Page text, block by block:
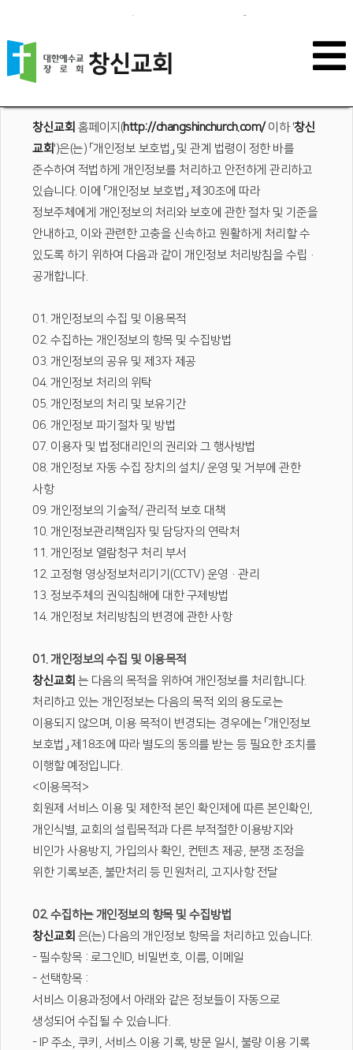
창신교회 홈페이지(http://changshinchurch.com/이하 '창신
교회')은(는) 「개인정보 보호법」 및 관계 법령이 정한 바를
준수하여 적법하게 개인정보를 처리하고 안전하게 관리하고
있습니다. 이에 「개인정보 보호법」 제30조에 따라
정보주체에게 개인정보의 처리와 보호에 관한 절차 및 기준을
안내하고, 이와 관련한 고충을 신속하고 원활하게 처리할 수
있도록 하기 위하여 다음과 같이 개인정보 처리방침을 수립·
공개합니다.
01. 개인정보의 수집 및 이용목적
02. 수집하는 개인정보의 항목 및 수집방법
03. 개인정보의 공유 및 제3자 제공
04. 개인정보 처리의 위탁
05. 개인정보의 처리 및 보유기간
06. 개인정보 파기절차 및 방법
07. 이용자 및 법정대리인의 권리와 그 행사방법
08. 개인정보 자동 수집 장치의 설치/ 운영 및 거부에 관한
사항
09. 개인정보의 기술적/ 관리적 보호 대책
10. 개인정보관리책임자 및 담당자의 연락처
11. 개인정보 열람청구 처리 부서
12. 고정형 영상정보처리기기(CCTV) 운영·관리
13. 정보주체의 권익침해에 대한 구제방법
14. 개인정보 처리방침의 변경에 관한 사항
01. 개인정보의 수집 및 이용목적
창신교회 는 다음의 목적을 위하여 개인정보를 처리합니다.
처리하고 있는 개인정보는 다음의 목적 외의 용도로는
이용되지 않으며, 이용 목적이 변경되는 경우에는 「개인정보
보호법」 제18조에 따라 별도의 동의를 받는 등 필요한 조치를
이행할 예정입니다.
<이용목적>
회원제 서비스 이용 및 제한적 본인 확인제에 따른 본인확인,
개인식별, 교회의 설립목적과 다른 부적절한 이용방지와
비인가 사용방지, 가입의사 확인, 컨텐츠 제공, 분쟁 조정을
위한 기록보존, 불만처리 등 민원처리, 고지사항 전달
02. 수집하는 개인정보의 항목 및 수집방법
창신교회 은(는) 다음의 개인정보 항목을 처리하고 있습니다.
- 필수항목 : 로그인ID, 비밀번호, 이름, 이메일
- 선택항목 :
서비스 이용과정에서 아래와 같은 정보들이 자동으로
생성되어 수집될 수 있습니다.
- IP 주소, 쿠키, 서비스 이용 기록, 방문 일시, 불량 이용 기록